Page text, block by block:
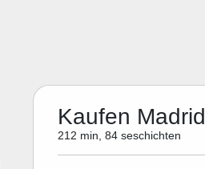
Kaufen Madrid
212 min, 84 seschichten